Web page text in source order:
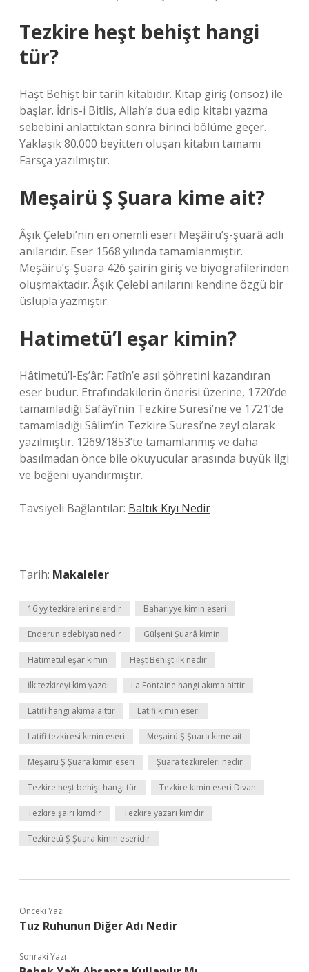
Tezkire heşt behişt hangi
tür?
Haşt Behişt bir tarih kitabıdır. Kitap giriş (önsöz) ile
başlar. İdris-i Bitlis, Allah’a dua edip kitabı yazma
sebebini anlattıktan sonra birinci bölüme geçer.
Yaklaşık 80.000 beyitten oluşan kitabın tamamı
Farsça yazılmıştır.
Meşairü Ş Şuara kime ait?
Âşık Çelebi’nin en önemli eseri Meşâirü’ş-şuarâ adlı
anılarıdır. Eser 1568 yılında tamamlanmıştır.
Meşâirü’ş-Şuara 426 şairin giriş ve biyografilerinden
oluşmaktadır. Âşık Çelebi anılarını kendine özgü bir
üslupla yazmıştır.
Hatimetü’l eşar kimin?
Hâtimetü’l-Eş’âr: Fatîn’e asıl şöhretini kazandıran
eser budur. Etrafındakilerin önerisi üzerine, 1720’de
tamamladığı Safâyî’nin Tezkire Suresi’ne ve 1721’de
tamamladığı Sâlim’in Tezkire Suresi’ne zeyl olarak
yazılmıştır. 1269/1853’te tamamlanmış ve daha
basılmadan önce bile okuyucular arasında büyük ilgi
ve beğeni uyandırmıştır.
Tavsiyeli Bağlantılar: Baltık Kıyı Nedir
Tarih: Makaleler
16 yy tezkireleri nelerdir Bahariyye kimin eseri
Enderun edebiyatı nedir Gülşeni Şuarâ kimin
Hatimetül eşar kimin Heşt Behişt ilk nedir
İlk tezkireyi kim yazdı La Fontaine hangi akıma aittir
Latifi hangi akıma aittir Latifi kimin eseri
Latifi tezkiresi kimin eseri Meşairü Ş Şuara kime ait
Meşairü Ş Şuara kimin eseri Şuara tezkireleri nedir
Tezkire heşt behişt hangi tür Tezkire kimin eseri Divan
Tezkire şairi kimdir Tezkire yazarı kimdir
Tezkiretü Ş Şuara kimin eseridir
Önceki Yazı
Tuz Ruhunun Diğer Adı Nedir
Sonraki Yazı